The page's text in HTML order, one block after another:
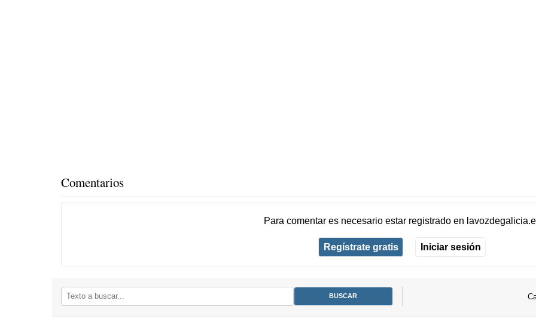
Comentarios
Para comentar es necesario estar registradoen
Regístrate gratis Iniciar sesión